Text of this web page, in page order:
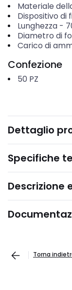
Materiale
Dispositivo di
Lunghezza-
Diametro di
Carico di
Confezione
50 PZ
Dettaglio
Specifiche
Descrizione
Torna